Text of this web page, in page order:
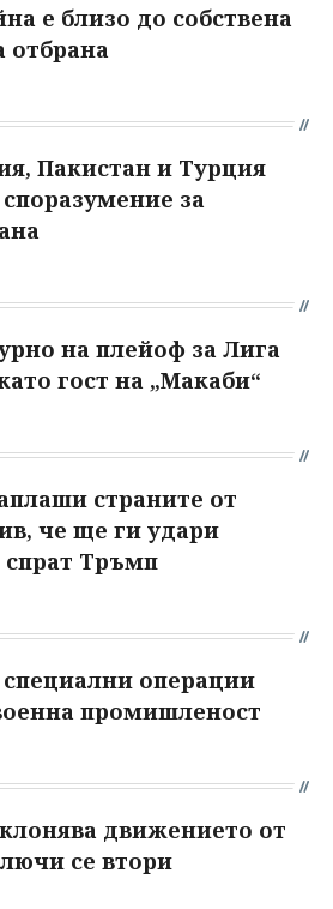
е близо до собствена
отбрана
Пакистан и Турция
за
на плейоф за Лига
гост на „Макаби“
страните от
че ще ги удари
спрат Тръмп
операции
промишленост
движението от
се втори